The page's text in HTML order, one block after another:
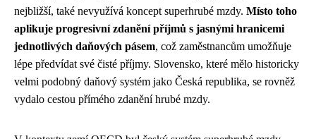
nejbližší, také nevyužívá koncept superhrubé mzdy. Místo toho
aplikuje progresivní zdanění příjmů s jasnými hranicemi
jednotlivých daňových pásem, což zaměstnancům umožňuje
lépe předvídat své čisté příjmy. Slovensko, které mělo historicky
velmi podobný daňový systém jako Česká republika, se rovněž
vydalo cestou přímého zdanění hrubé mzdy.